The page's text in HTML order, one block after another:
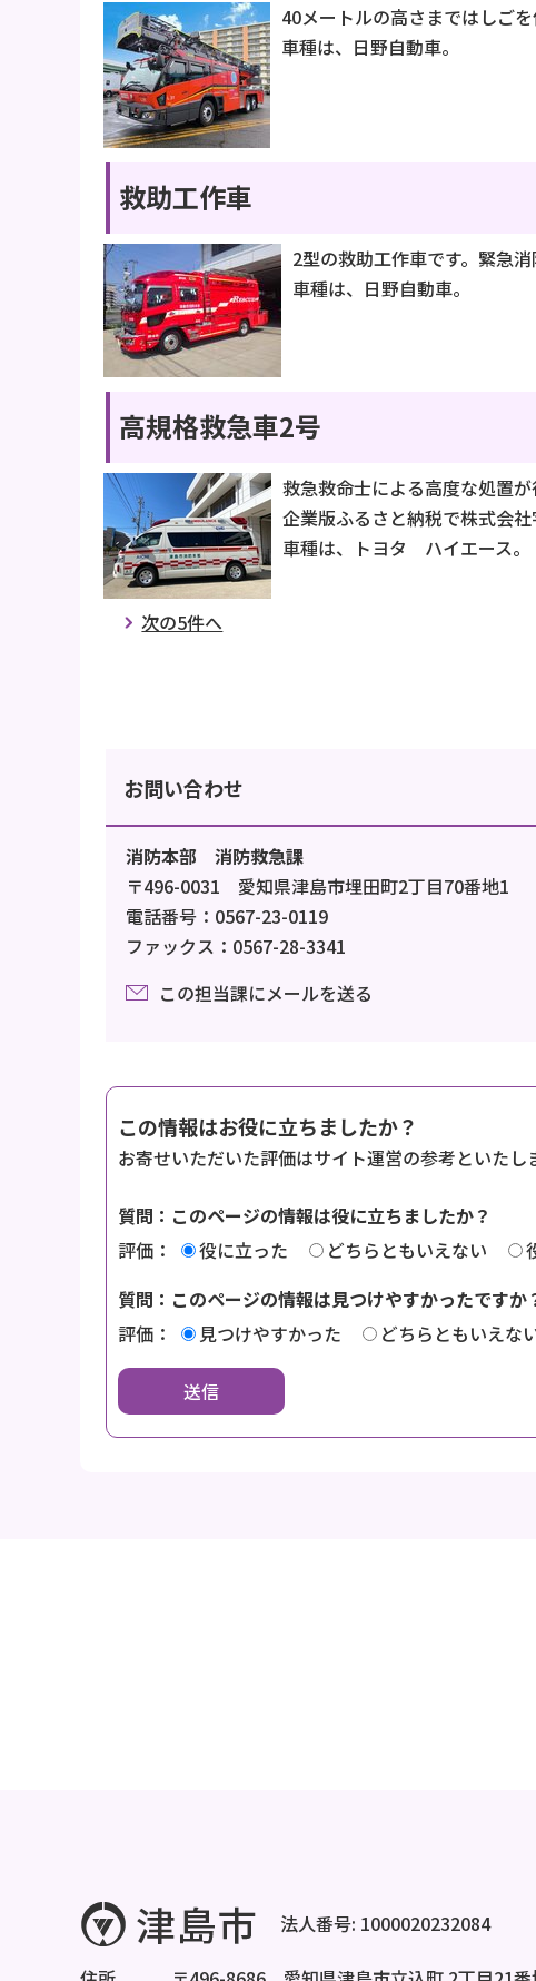
40メートルの高さまではしご
車種は、日野自動車。
救助工作車
2型の救助工作車です。緊急
車種は、日野自動車。
高規格救急車2号
救急救命士による高度な処置が
企業版ふるさと納税で株式会
車種は、トヨタ ハイエース。
次の5件へ
お問い合わせ
消防本部 消防救急課
〒496-0031 愛知県津島市埋田町2丁目70番地1
電話番号：0567-23-0119
ファックス：0567-28-3341
この担当課にメールを送る
この情報はお役に立ちましたか？
お寄せいただいた評価はサイト運営の参考といたし
質問：このページの情報は役に立ちましたか？
評価：
役に立った どちらともいえない
質問：このページの情報は見つけやすかったですか
評価：
見つけやすかった どちらともいえな
法人番号: 1000020232084